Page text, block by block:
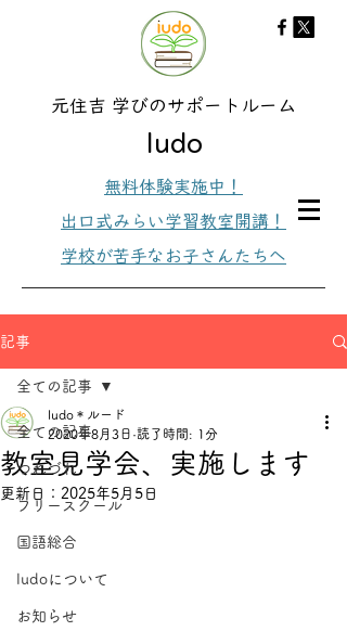
元住吉 学びのサポートルーム
ludo
無料体験実施中！
出口式みらい学習教室開講！
学校が苦手なお子さんたちへ
記事
全ての記事
つれづれ
フリースクール
国語総合
ludoについて
お知らせ
全ての記事
教室見学会、実施します
ludo＊ルード
2020年8月3日 読了時間: 1分
更新日： 2025年5月5日